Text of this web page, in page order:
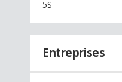
5S
Entreprises